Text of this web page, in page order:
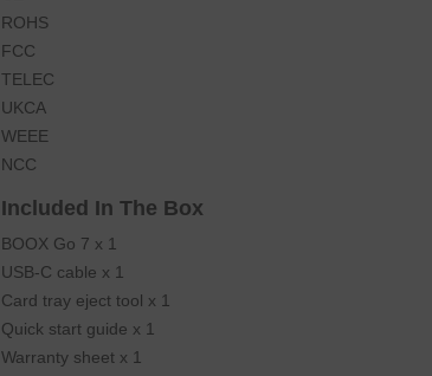
ROHS
FCC
TELEC
UKCA
WEEE
NCC
Included In The Box
BOOX Go 7 x 1
USB-C cable x 1
Card tray eject tool x 1
Quick start guide x 1
Warranty sheet x 1